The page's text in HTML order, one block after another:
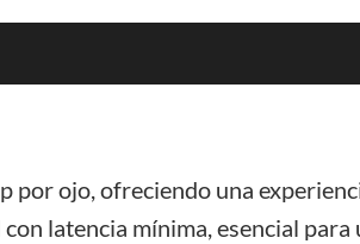
por ojo, ofreciendo una
latencia mínima, esencial